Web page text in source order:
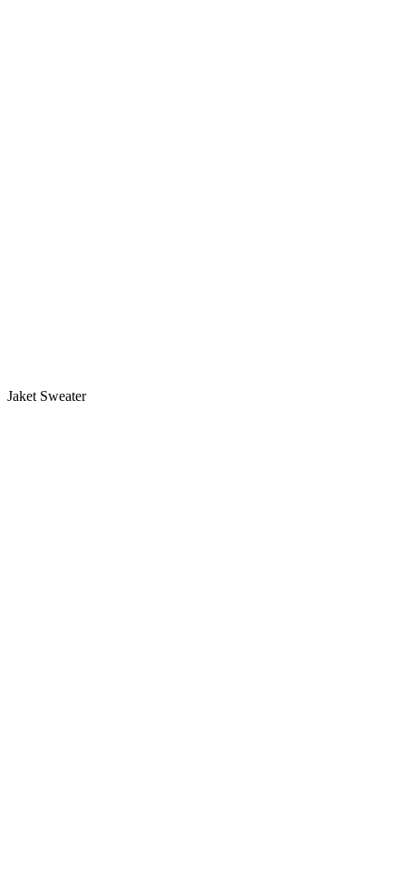
Jaket Sweater